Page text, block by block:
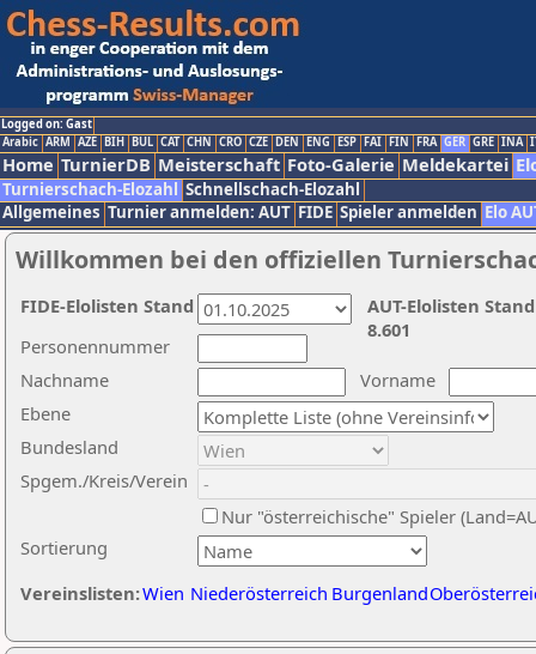
Logged on: Gast
Arabic ARM AZE BIH BUL CAT CHN CRO CZE DEN ENG ESP FAI FIN FRA GER GRE INA
Home TurnierDB Meisterschaft Foto-Galerie Meldekartei
Turnierschach-Elozahl Schnellschach-Elozahl
Allgemeines Turnier anmelden: AUT FIDE Spieler anmelden Elo
Willkommen bei den offiziellen
Nachname
Vorname
Ebene
Sortierung
Personennummer
Bundesland
Spgem./Kreis/Verein
Nur "österreichische" Spieler
Vereinslisten:Wien Niederösterreich Burgenland
AUT-Elolisten
8.601
FIDE-Elolisten Stand